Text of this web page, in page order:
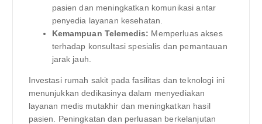
pasien dan meningkatkan komunikasi antar
penyedia layanan kesehatan.
Kemampuan Telemedis: Memperluas akses
terhadap konsultasi spesialis dan pemantauan
jarak jauh.
Investasi rumah sakit pada fasilitas dan teknologi ini
menunjukkan dedikasinya dalam menyediakan
layanan medis mutakhir dan meningkatkan hasil
pasien. Peningkatan dan perluasan berkelanjutan